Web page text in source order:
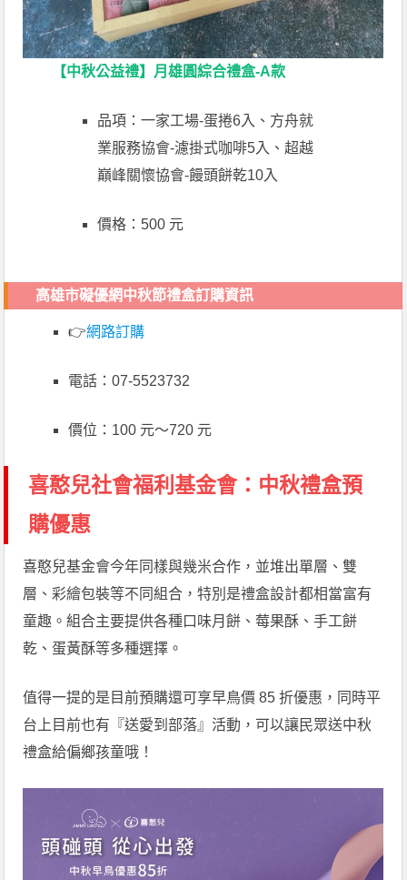
【中秋公益禮】月雄圓綜合禮盒-A款
品項：一家工場-蛋捲6入、方舟就
業服務協會-濾掛式咖啡5入、超越
巔峰關懷協會-饅頭餅乾10入
價格：500 元
高雄市礙優網中秋節禮盒訂購資訊
👉網路訂購
電話：07-5523732
價位：100 元～720 元
喜憨兒社會福利基金會：中秋禮盒預
購優惠
喜憨兒基金會今年同樣與幾米合作，並堆出單層、雙
層、彩繪包裝等不同組合，特別是禮盒設計都相當富有
童趣。組合主要提供各種口味月餅、莓果酥、手工餅
乾、蛋黃酥等多種選擇。
值得一提的是目前預購還可享早鳥價 85 折優惠，同時平
台上目前也有『送愛到部落』活動，可以讓民眾送中秋
禮盒給偏鄉孩童哦！